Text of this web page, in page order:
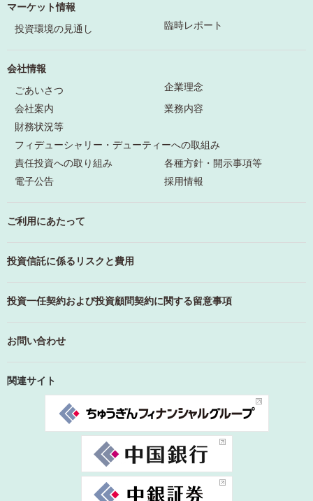
マーケット情報
投資環境の見通し
臨時レポート
会社情報
ごあいさつ
企業理念
会社案内
業務内容
財務状況等
フィデューシャリー・デューティーへの取組み
責任投資への取り組み
各種方針・開示事項等
電子公告
採用情報
ご利用にあたって
投資信託に係るリスクと費用
投資一任契約および投資顧問契約に関する留意事項
お問い合わせ
関連サイト